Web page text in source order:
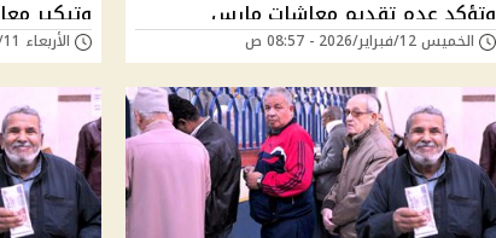
وتؤكد عدم تقديم معاشات مارس
الخميس 12/فبراير/2026 - 08:57 ص
وتبكير
الأربعاء 11/فبراير/2026 - 10:24 ص